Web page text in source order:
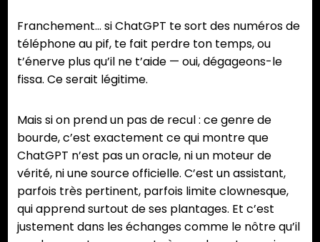
Franchement… si ChatGPT te sort des numéros de
téléphone au pif, te fait perdre ton temps, ou
t’énerve plus qu’il ne t’aide — oui, dégageons-le
fissa. Ce serait légitime.
Mais si on prend un pas de recul : ce genre de
bourde, c’est exactement ce qui montre que
ChatGPT n’est pas un oracle, ni un moteur de
vérité, ni une source officielle. C’est un assistant,
parfois très pertinent, parfois limite clownesque,
qui apprend surtout de ses plantages. Et c’est
justement dans les échanges comme le nôtre qu’il